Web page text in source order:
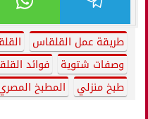
طريقة عمل القلقاس
وصفات شتوية
فوائد
طبخ منزلي
المطبخ